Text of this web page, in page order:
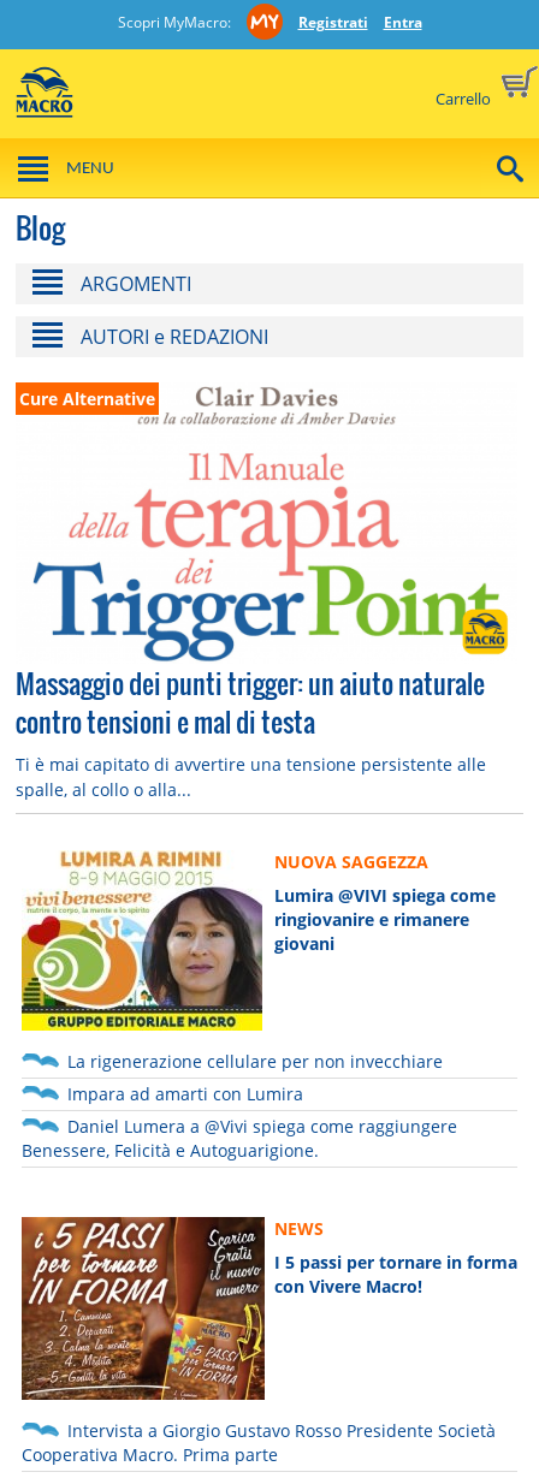
Scopri MyMacro: Registrati Entra
Carrello
MENU
Blog
ARGOMENTI
AUTORI e REDAZIONI
Cure Alternative
Massaggio dei punti trigger: un aiuto naturale
contro tensioni e mal di testa
Ti è mai capitato di avvertire una tensione persistente alle
spalle, al collo o alla...
NUOVA SAGGEZZA
Lumira @VIVI spiega come
ringiovanire e rimanere
giovani
La rigenerazione cellulare per non invecchiare
Impara ad amarti con Lumira
Daniel Lumera a @Vivi spiega come raggiungere
Benessere, Felicità e Autoguarigione.
NEWS
I 5 passi per tornare in forma
con Vivere Macro!
Intervista a Giorgio Gustavo Rosso Presidente Società
Cooperativa Macro. Prima parte